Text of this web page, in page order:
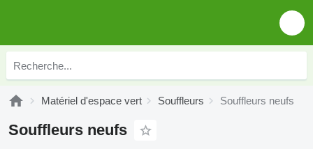
Matériel d'espace vert Souffleurs Souffleurs neufs
Souffleurs neufs